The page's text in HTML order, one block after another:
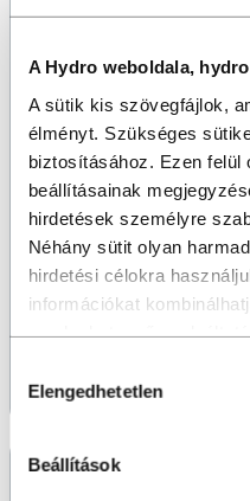
A Hydro weboldala,
A sütik kis szövegfájlok,
élményt. Szükséges
biztosításához. Ezen felül
beállításainak
hirdetések személyre
Néhány sütit olyan
hirdetési célokra
információkat
sütilistában megtekintheti,
kiválasztása
Elengedhetetlen
Beállítások